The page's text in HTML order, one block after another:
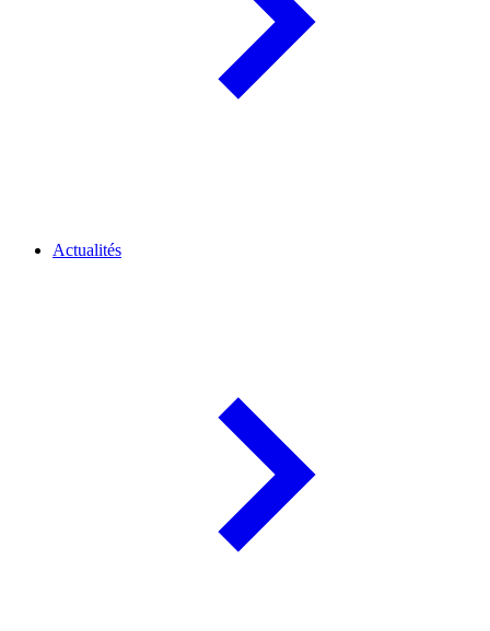
Actualités